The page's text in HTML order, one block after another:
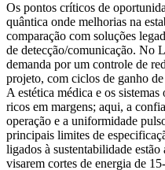
Os pontos críticos de
quântica onde melhorias na
comparação com soluções
de detecção/comunicação. No
demanda por um controle de
projeto, com ciclos de ganho
A estética médica e os
ricos em margens; aqui, a
operação e a uniformidade
principais limites de
ligados à sustentabilidade
visarem cortes de energia de